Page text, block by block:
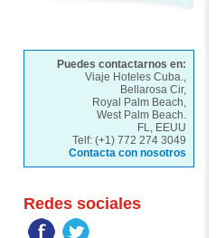
Puedes contactarnos en:
Viaje Hoteles Cuba.,
Bellarosa Cir,
Royal Palm Beach,
West Palm Beach.
FL, EEUU
Telf: (+1) 772 274 3049
Contacta con nosotros
Redes sociales